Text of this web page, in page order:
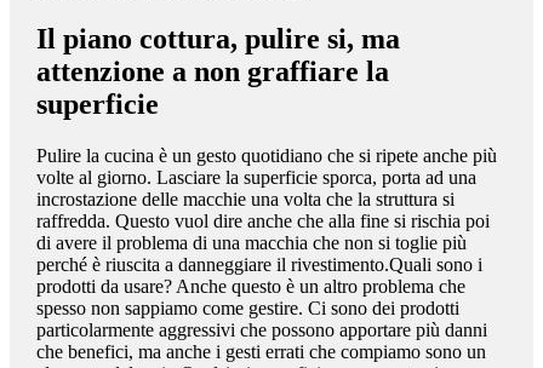
Il piano cottura, pulire si, ma
attenzione a non graffiare la
superficie
Pulire la cucina è un gesto quotidiano che si ripete anche più
volte al giorno. Lasciare la superficie sporca, porta ad una
incrostazione delle macchie una volta che la struttura si
raffredda. Questo vuol dire anche che alla fine si rischia poi
di avere il problema di una macchia che non si toglie più
perché è riuscita a danneggiare il rivestimento.Quali sono i
prodotti da usare? Anche questo è un altro problema che
spesso non sappiamo come gestire. Ci sono dei prodotti
particolarmente aggressivi che possono apportare più danni
che benefici, ma anche i gesti errati che compiamo sono un